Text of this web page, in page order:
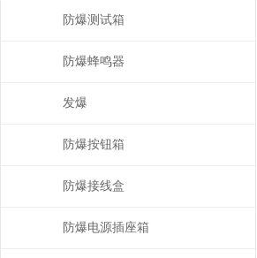
防爆测试箱
防爆蜂鸣器
发爆
防爆按钮箱
防爆接线盒
防爆电源插座箱